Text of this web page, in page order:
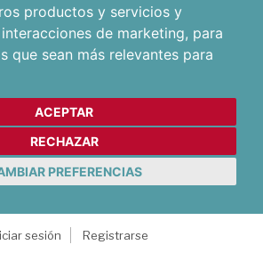
productos y servicios y
de marketing, para
que sean más relevantes para
ACEPTAR
RECHAZAR
PREFERENCIAS
sesión
Registrarse